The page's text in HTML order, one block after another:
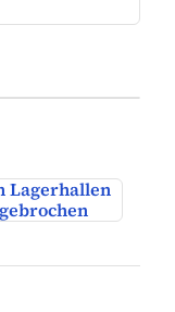
Lagerhallen